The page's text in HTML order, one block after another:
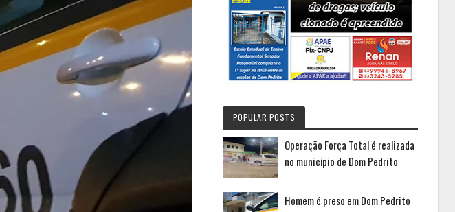
POPULAR POSTS
Operação Força Total é realizada
no município de Dom Pedrito
Homem é preso em Dom Pedrito